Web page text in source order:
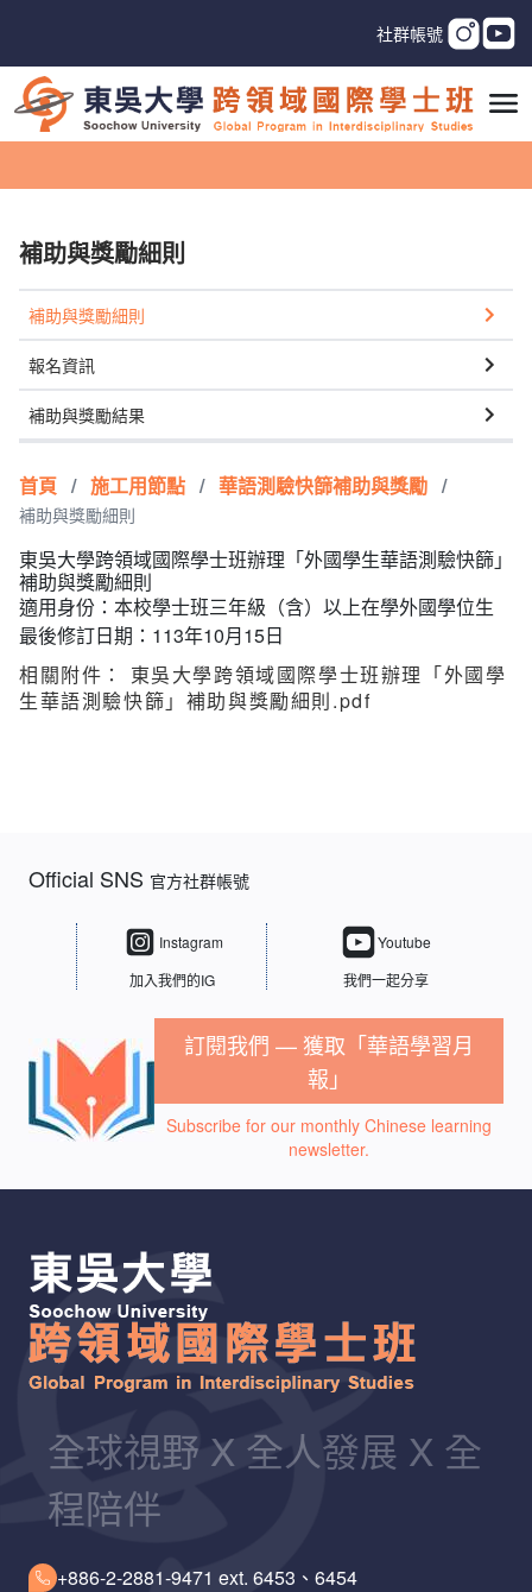
社群帳號
補助與獎勵細則
補助與獎勵細則
報名資訊
補助與獎勵結果
首頁 / 施工用節點 / 華語測驗快篩補助與獎勵 /
補助與獎勵細則
東吳大學跨領域國際學士班辦理「外國學生華語測驗快篩」
補助與獎勵細則
適用身份： 本校學士班三年級（含）以上在學外國學位生
最後修訂日期： 113年10月15日
相關附件： 東吳大學跨領域國際學士班辦理「外國學
生華語測驗快篩」補助與獎勵細則.pdf
Official SNS 官方社群帳號
Instagram
加入我們的IG
Youtube
我們一起分享
訂閱我們 — 獲取「華語學習月
報」
Subscribe for our monthly Chinese learning
newsletter.
全球視野 X 全人發展 X 全
程陪伴
+886-2-2881-9471 ext. 6453、6454